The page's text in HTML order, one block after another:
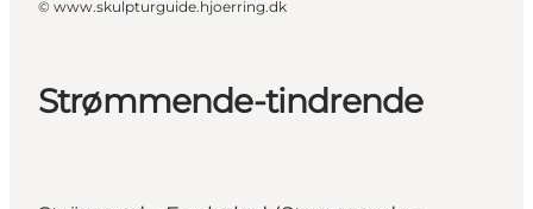
Strømmende-tindrende
© www.skulpturguide.hjoerring.dk